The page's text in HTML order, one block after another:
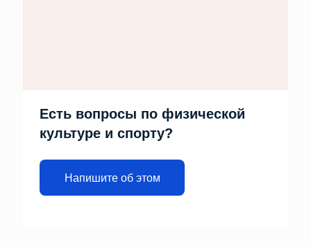
Есть вопросы по физической
культуре и спорту?
Напишите об этом